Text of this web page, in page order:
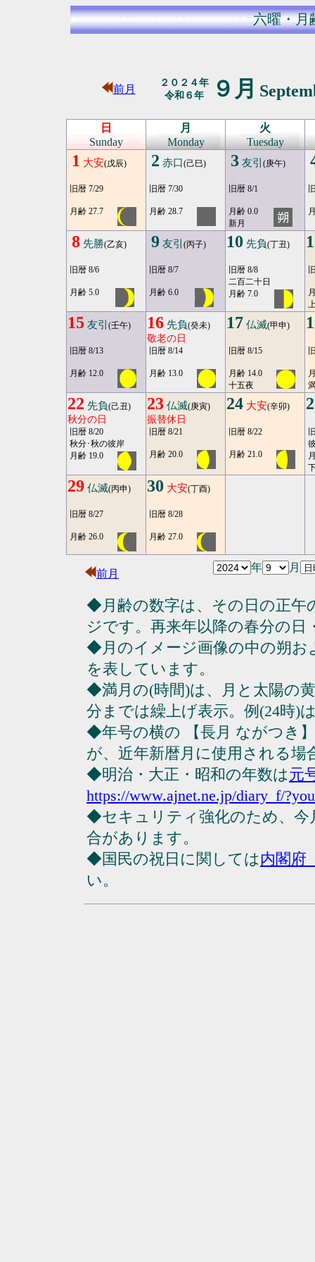
六曜・月
前月
２０２４年
令和６年
９月
日
Sunday
月
Monday
火
Tuesday
1 大安(戊辰)
旧暦 7/29
月齢 27.7
2 赤口(己巳)
旧暦 7/30
月齢 28.7
3 友引 (庚午)
旧暦 8/1
月齢 0.0
新月
8 先勝(乙亥)
旧暦 8/6
月齢 5.0
9 友引 (丙子)
旧暦 8/7
月齢 6.0
10 先負(丁丑)
旧暦 8/8
二百二十日
月齢 7.0
15 友引 (壬午)
旧暦 8/13
月齢 12.0
16 先負(癸未)
敬老の日
旧暦 8/14
月齢 13.0
17 仏滅(甲申)
旧暦 8/15
月齢 14.0
十五夜
22 先負(己丑)
秋分の日
旧暦 8/20
秋分･秋の彼岸
月齢 19.0
23 仏滅(庚寅)
振替休日
旧暦 8/21
月齢 20.0
24 大安(辛卯)
旧暦 8/22
月齢 21.0
29 仏滅(丙申)
旧暦 8/27
月齢 26.0
30 大安(丁酉)
旧暦 8/28
月齢 27.0
前月
年 月
◆月齢の数字は、その日の正午
ジです。再来年以降の春分の日
◆月のイメージ画像の中の朔
を表しています。
◆満月の(時間)は、月と太陽の
分までは繰上げ表示。例(24時)
◆年号の横の 【長月 ながつき
が、近年新暦月に使用される場
◆明治・大正・昭和の年数は元
https://www.ajnet.ne.jp/diary_f/
◆セキュリティ強化のため、今
合があります。
◆国民の祝日に関しては内閣府
い。